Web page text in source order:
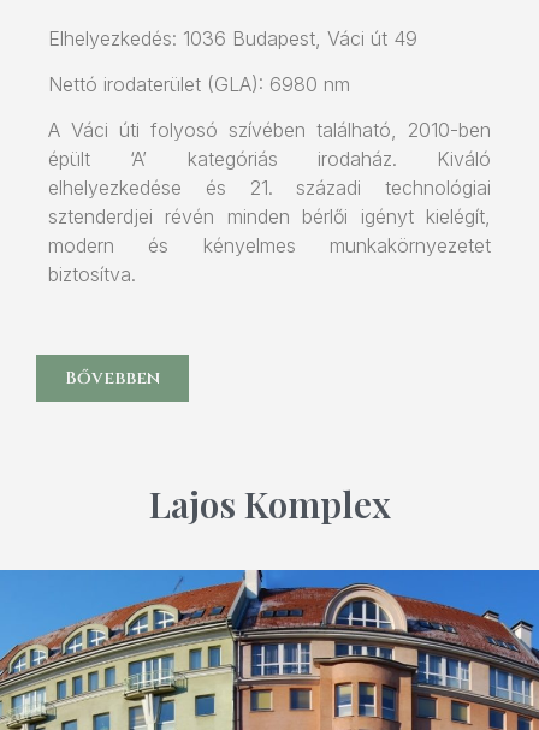
Elhelyezkedés: 1036 Budapest, Váci út 49
Nettó irodaterület (GLA): 6980 nm
A Váci úti folyosó szívében található, 2010-ben
épült ‘A’ kategóriás irodaház. Kiváló
elhelyezkedése és 21. századi technológiai
sztenderdjei révén minden bérlői igényt kielégít,
modern és kényelmes munkakörnyezetet
biztosítva.
Bővebben
Lajos Komplex